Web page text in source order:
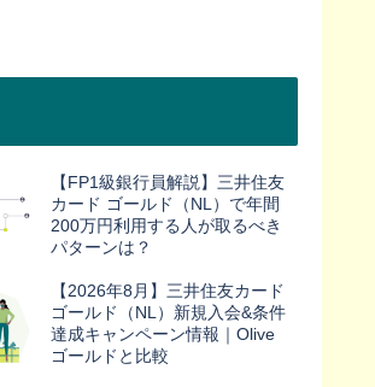
【FP1級銀行員解説】三井住友
カード ゴールド（NL）で年間
200万円利用する人が取るべき
パターンは？
【2026年8月】三井住友カード
ゴールド（NL）新規入会&条件
達成キャンペーン情報｜Olive
ゴールドと比較